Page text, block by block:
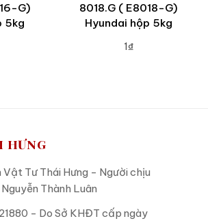
G)
5kg
8018.G ( E8018-G)
Hyundai hộp 5kg
1₫
HƯNG
Vật Tư Thái Hưng - Người chịu
Thành Luân
- Do Sở KHĐT cấp ngày